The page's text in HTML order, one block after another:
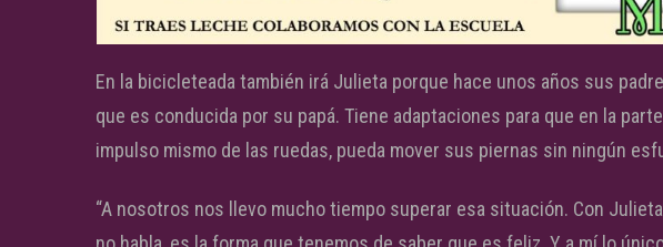
En la bicicleteada también irá Julieta porque hace unos años sus
que es conducida por su papá. Tiene adaptaciones para que en la
impulso mismo de las ruedas, pueda mover sus piernas sin ningún
“A nosotros nos llevo mucho tiempo superar esa situación. Con